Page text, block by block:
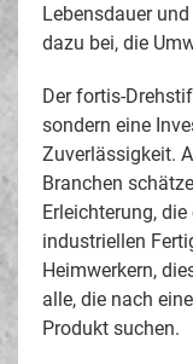
Lebensdauer
dazu bei, die
Der fortis-
sondern eine
Zuverlässigkeit.
Branchen
Erleichterung,
industriellen
Heimwerkern,
alle, die nach
Produkt suchen.